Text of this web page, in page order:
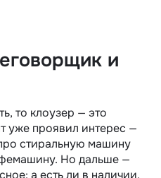
и
то клоузер — это
уже проявил интерес —
стиральную машину
Но дальше —
а есть ли в наличии,